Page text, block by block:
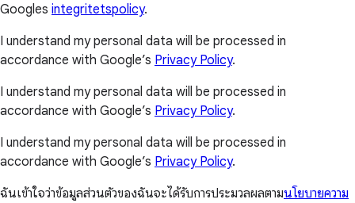
Googles integritetspolicy.
I understand my personal data will be processed in
accordance with Google’s Privacy Policy.
I understand my personal data will be processed in
accordance with Google’s Privacy Policy.
I understand my personal data will be processed in
accordance with Google’s Privacy Policy.
ฉันเข้าใจว่าข้อมูลส่วนตัวของฉันจะได้รับการประมวลผลตามนโยบายความ